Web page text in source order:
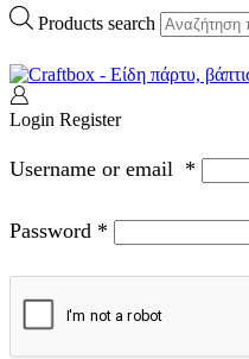
Products search
Login Register
Username or email *
Password *